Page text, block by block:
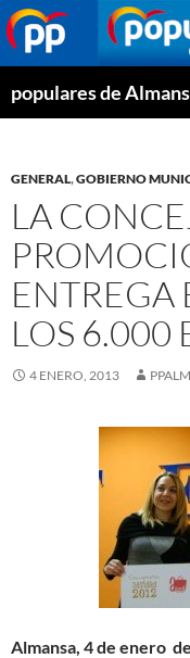
populares de
GENERAL,GOBIERNO
LA
ENTREGA
LOS 6.000
4 ENERO, 2013
Almansa, 4 de enero